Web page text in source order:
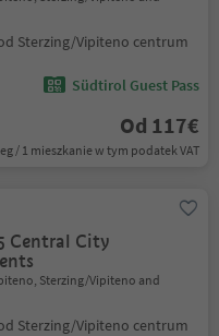
Sterzing/Vipiteno centrum
Südtirol Guest Pass
Od 117€
/ 1 mieszkanie w tym podatek VAT
Central City
Sterzing/Vipiteno and
Sterzing/Vipiteno centrum